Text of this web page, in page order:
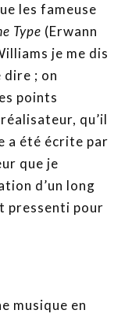
les fameuse
Type (Erwann
je me dis
dire ; on
points
qu’il
a été écrite par
que je
d’un long
pressenti pour
musique en